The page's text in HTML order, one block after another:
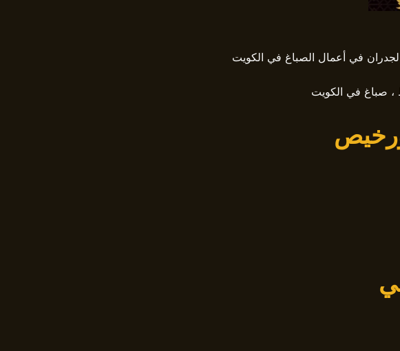
في أعمال الصباغ في الكويت
، صباغ في الكويت